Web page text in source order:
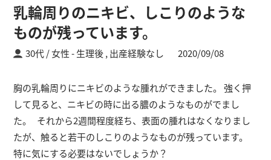
乳輪周りのニキビ、しこりのような
ものが残っています。
30代 / 女性 生理後 , 出産経験なし 2020/09/08
胸の乳輪周りにニキビのような腫れができました。 強く押
して見ると、ニキビの時に出る膿のようなものがでまし
た。 それから2週間程度経ち、表面の腫れはなくなりまし
たが、触ると若干のしこりのようなものが残っています。
特に気にする必要はないでしょうか？